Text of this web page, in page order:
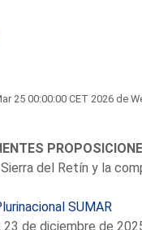
25 00:00:00 CET 2026 de
del Retín y la
SUMAR
23 de diciembre de